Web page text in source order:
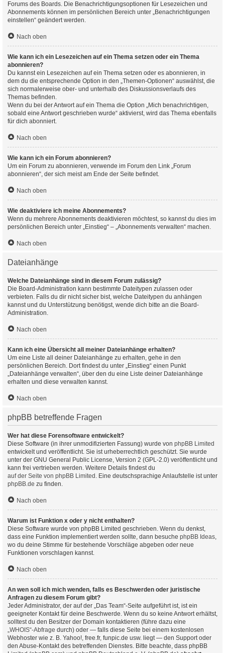
Forums des Boards. Die Benachrichtigungsoptionen für Lesezeichen und
Abonnements können im persönlichen Bereich unter „Benachrichtigungen
einstellen“ geändert werden.
Nach oben
Wie kann ich ein Lesezeichen auf ein Thema setzen oder ein Thema
abonnieren?
Du kannst ein Lesezeichen auf ein Thema setzen oder es abonnieren, in
dem du die entsprechende Option in den „Themen-Optionen“ auswählst, die
sich normalerweise ober- und unterhalb des Diskussionsverlaufs des
Themas befinden.
Wenn du bei der Antwort auf ein Thema die Option „Mich benachrichtigen,
sobald eine Antwort geschrieben wurde“ aktivierst, wird das Thema ebenfalls
für dich abonniert.
Nach oben
Wie kann ich ein Forum abonnieren?
Um ein Forum zu abonnieren, verwende im Forum den Link „Forum
abonnieren“, der sich meist am Ende der Seite befindet.
Nach oben
Wie deaktiviere ich meine Abonnements?
Wenn du mehrere Abonnements deaktivieren möchtest, so kannst du dies im
persönlichen Bereich unter „Einstieg“ – „Abonnements verwalten“ machen.
Nach oben
Dateianhänge
Welche Dateianhänge sind in diesem Forum zulässig?
Die Board-Administration kann bestimmte Dateitypen zulassen oder
verbieten. Falls du dir nicht sicher bist, welche Dateitypen du anhängen
kannst und du Unterstützung benötigst, wende dich bitte an die Board-
Administration.
Nach oben
Kann ich eine Übersicht all meiner Dateianhänge erhalten?
Um eine Liste all deiner Dateianhänge zu erhalten, gehe in den
persönlichen Bereich. Dort findest du unter „Einstieg“ einen Punkt
„Dateianhänge verwalten“, über den du eine Liste deiner Dateianhänge
erhalten und diese verwalten kannst.
Nach oben
phpBB betreffende Fragen
Wer hat diese Forensoftware entwickelt?
Diese Software (in ihrer unmodifizierten Fassung) wurde von phpBB Limited
entwickelt und veröffentlicht. Sie ist urheberrechtlich geschützt. Sie wurde
unter der GNU General Public License, Version 2 (GPL-2.0) veröffentlicht und
kann frei vertrieben werden. Weitere Details findest du
auf der Seite von phpBB Limited . Eine deutschsprachige Anlaufstelle ist unter
phpBB.de zu finden.
Nach oben
Warum ist Funktion x oder y nicht enthalten?
Diese Software wurde von phpBB Limited geschrieben. Wenn du denkst,
dass eine Funktion implementiert werden sollte, dann besuche phpBB Ideas,
wo du deine Stimme für bestehende Vorschläge abgeben oder neue
Funktionen vorschlagen kannst.
Nach oben
An wen soll ich mich wenden, falls es Beschwerden oder juristische
Anfragen zu diesem Forum gibt?
Jeder Administrator, der auf der „Das Team“-Seite aufgeführt ist, ist ein
geeigneter Kontakt für deine Beschwerde. Wenn du so keine Antwort erhältst,
solltest du den Besitzer der Domain kontaktieren (führe dazu eine
„WHOIS“-Abfrage durch) oder — falls diese Seite bei einem kostenlosen
Webhoster wie z. B. Yahoo!, free.fr, funpic.de usw. liegt — den Support oder
den Abuse-Kontakt des betreffenden Dienstes. Bitte beachte, dass phpBB